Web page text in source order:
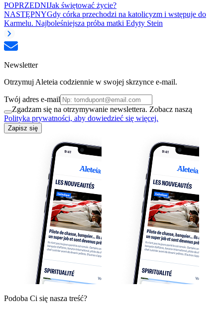
POPRZEDNIJak świętować życie?
NASTĘPNYGdy córka przechodzi na katolicyzm i wstępuje do
Karmelu. Najboleśniejsza próba matki Edyty Stein
Newsletter
Otrzymuj Aleteia codziennie w swojej skrzynce e-mail.
Twój adres e-mail
Zgadzam się na otrzymywanie newslettera. Zobacz naszą
Polityka prywatności, aby dowiedzieć się więcej.
Zapisz się
Podoba Ci się nasza treść?